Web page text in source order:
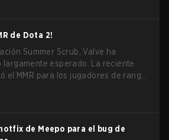
del juego.
de Dota 2!
Summer Scrub, Valve ha
largamente esperado. La reciente
el MMR para los jugadores de rango
de Meepo para el bug de